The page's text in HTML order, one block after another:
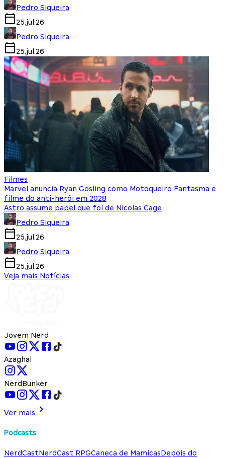
Pedro Siqueira
25.jul.26
Pedro Siqueira
25.jul.26
Filmes
Marvel anuncia Ryan Gosling como Motoqueiro Fantasma e
filme do anti-herói em 2028
Astro assume papel que foi de Nicolas Cage
Pedro Siqueira
25.jul.26
Pedro Siqueira
25.jul.26
Veja mais Notícias
Jovem Nerd
Azaghal
NerdBunker
Ver mais
Podcasts
NerdCastNerdCast RPGCaneca de MamicasDepois do